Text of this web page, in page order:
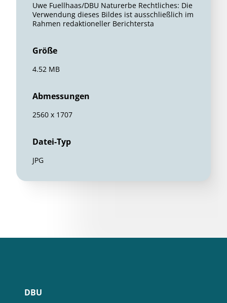
Uwe Fuellhaas/DBU Naturerbe Rechtliches: Die
Verwendung dieses Bildes ist ausschließlich im
Rahmen redaktioneller Berichtersta
Größe
4.52 MB
Abmessungen
2560 x 1707
Datei-Typ
JPG
DBU